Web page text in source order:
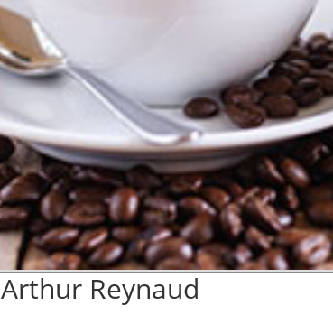
Arthur Reynaud